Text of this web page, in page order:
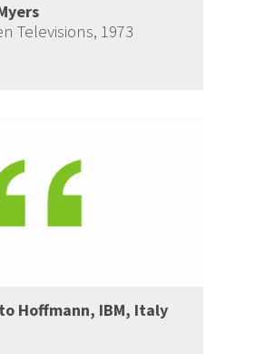
Televisions, 1973
Hoffmann, IBM, Italy